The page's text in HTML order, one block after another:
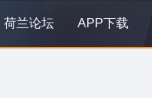
荷兰论坛 APP下载